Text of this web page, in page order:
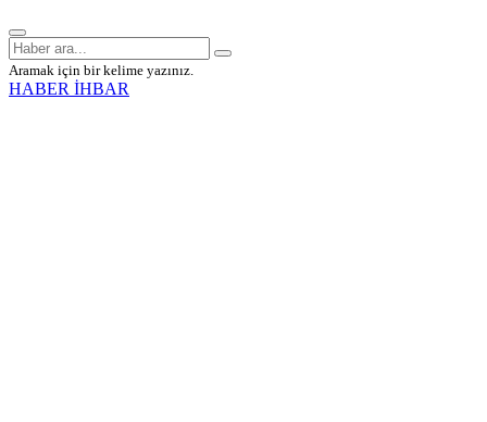
Aramak için bir kelime yazınız.
HABER İHBAR